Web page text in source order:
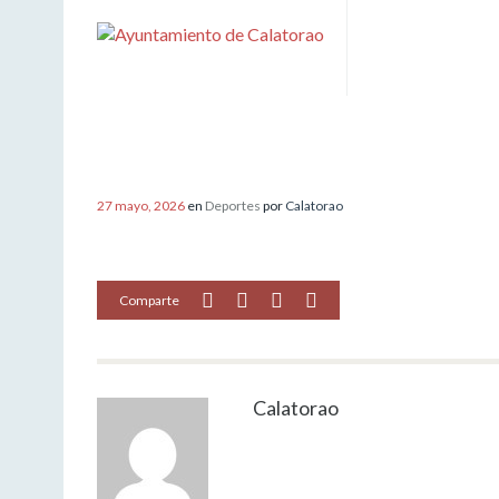
27 mayo, 2026 en Deportes por Calatorao
Comparte
Calatorao